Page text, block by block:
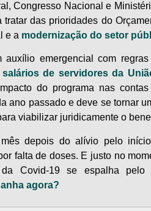
Congresso Nacional e
tratar das prioridades do
e a modernização do setor
auxílio emergencial com
de servidores da
do programa nas
ano passado e deve se tornar
viabilizar juridicamente o
depois do alívio pelo
falta de doses. E justo no
da Covid-19 se espalha
agora?